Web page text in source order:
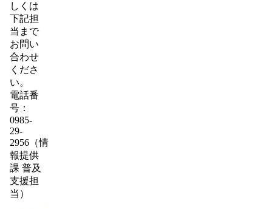
しくは
下記担
当まで
お問い
合わせ
くださ
い。
電話番
号：
0985-
29-
2956（情
報提供
課 普及
支援担
当）